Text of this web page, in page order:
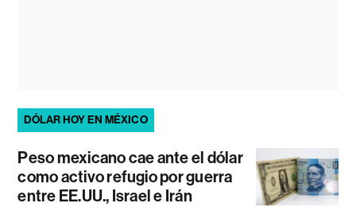
DÓLAR HOY EN MÉXICO
Peso mexicano cae ante el dólar
como activo refugio por guerra
entre EE.UU., Israel e Irán